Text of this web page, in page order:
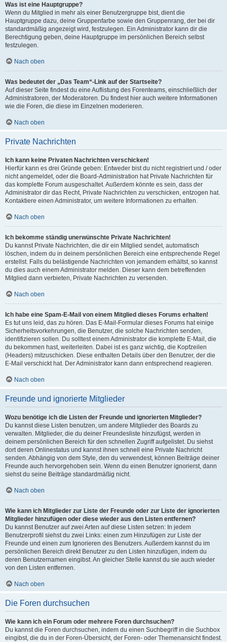
Was ist eine Hauptgruppe?
Wenn du Mitglied in mehr als einer Benutzergruppe bist, dient die
Hauptgruppe dazu, deine Gruppenfarbe sowie den Gruppenrang, der bei dir
standardmäßig angezeigt wird, festzulegen. Ein Administrator kann dir die
Berechtigung geben, deine Hauptgruppe im persönlichen Bereich selbst
festzulegen.
Nach oben
Was bedeutet der „Das Team“-Link auf der Startseite?
Auf dieser Seite findest du eine Auflistung des Forenteams, einschließlich der
Administratoren, der Moderatoren. Du findest hier auch weitere Informationen
wie die Foren, die diese im Einzelnen moderieren.
Nach oben
Private Nachrichten
Ich kann keine Privaten Nachrichten verschicken!
Hierfür kann es drei Gründe geben: Entweder bist du nicht registriert und / oder
nicht angemeldet, oder die Board-Administration hat Private Nachrichten für
das komplette Forum ausgeschaltet. Außerdem könnte es sein, dass der
Administrator dir das Recht, Private Nachrichten zu verschicken, entzogen hat.
Kontaktiere einen Administrator, um weitere Informationen zu erhalten.
Nach oben
Ich bekomme ständig unerwünschte Private Nachrichten!
Du kannst Private Nachrichten, die dir ein Mitglied sendet, automatisch
löschen, indem du in deinem persönlichen Bereich eine entsprechende Regel
erstellst. Falls du belästigende Nachrichten von jemandem erhältst, so kannst
du dies auch einem Administrator melden. Dieser kann dem betreffenden
Mitglied dann verbieten, Private Nachrichten zu versenden.
Nach oben
Ich habe eine Spam-E-Mail von einem Mitglied dieses Forums erhalten!
Es tut uns leid, das zu hören. Das E-Mail-Formular dieses Forums hat einige
Sicherheitsvorkehrungen, die Benutzer, die solche Nachrichten senden,
identifizieren sollen. Du solltest einem Administrator die komplette E-Mail, die
du bekommen hast, weiterleiten. Dabei ist es ganz wichtig, die Kopfzeilen
(Headers) mitzuschicken. Diese enthalten Details über den Benutzer, der die
E-Mail verschickt hat. Der Administrator kann dann entsprechend reagieren.
Nach oben
Freunde und ignorierte Mitglieder
Wozu benötige ich die Listen der Freunde und ignorierten Mitglieder?
Du kannst diese Listen benutzen, um andere Mitglieder des Boards zu
verwalten. Mitglieder, die du deiner Freundesliste hinzufügst, werden in
deinem persönlichen Bereich für den schnellen Zugriff aufgelistet. Du siehst
dort deren Onlinestatus und kannst ihnen schnell eine Private Nachricht
senden. Abhängig von dem Style, den du verwendest, können Beiträge deiner
Freunde auch hervorgehoben sein. Wenn du einen Benutzer ignorierst, dann
siehst du seine Beiträge standardmäßig nicht.
Nach oben
Wie kann ich Mitglieder zur Liste der Freunde oder zur Liste der ignorierten
Mitglieder hinzufügen oder diese wieder aus den Listen entfernen?
Du kannst Benutzer auf zwei Arten auf diese Listen setzen: In jedem
Benutzerprofil siehst du zwei Links: einen zum Hinzufügen zur Liste der
Freunde und einen zum Ignorieren des Benutzers. Außerdem kannst du im
persönlichen Bereich direkt Benutzer zu den Listen hinzufügen, indem du
deren Benutzernamen eingibst. An gleicher Stelle kannst du sie auch wieder
von den Listen entfernen.
Nach oben
Die Foren durchsuchen
Wie kann ich ein Forum oder mehrere Foren durchsuchen?
Du kannst die Foren durchsuchen, indem du einen Suchbegriff in die Suchbox
eingibst, die du in der Foren-Übersicht, der Foren- oder Themenansicht findest.